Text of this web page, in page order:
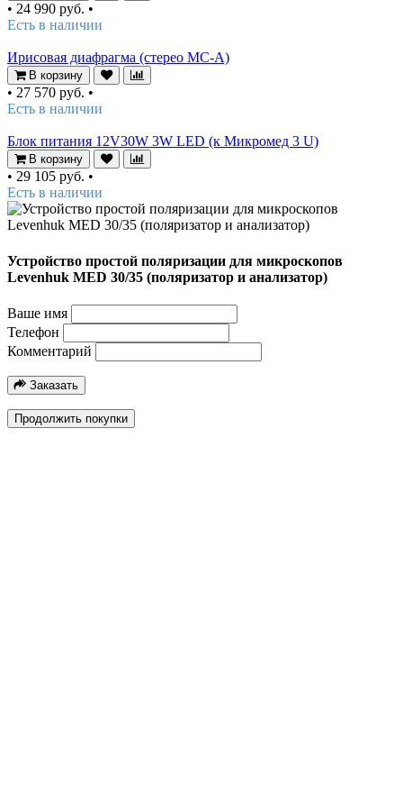
• 24 990 руб. •
Есть в наличии
Ирисовая диафрагма (стерео МС-А)
В корзину
• 27 570 руб. •
Есть в наличии
Блок питания 12V30W 3W LED (к Микромед 3 U)
В корзину
• 29 105 руб. •
Есть в наличии
Устройство простой поляризации для микроскопов
Levenhuk MED 30/35 (поляризатор и анализатор)
Ваше имя
Телефон
Комментарий
Заказать
Продолжить покупки